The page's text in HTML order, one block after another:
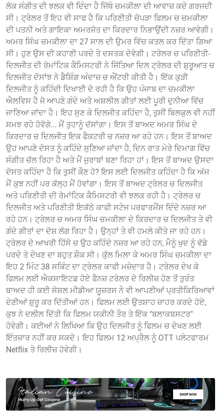
ਲੋਕ ਸੰਗੀਤ ਦੀ ਝਲਕ ਵੀ ਦਿੰਦਾ ਹੈ ਜਿੱਥੇ ਚਮਕੀਲਾ ਦੀ ਆਵਾਜ਼ ਕਦੇ ਗਰਜਦੀ
ਸੀ। ਟ੍ਰੇਲਰ ਤੋਂ ਇਹ ਵੀ ਸਾਫ ਹੈ ਕਿ ਪਰਿਣੀਤੀ ਚੋਪੜਾ ਫਿਲਮ ਚ ਚਮਕੀਲਾ
ਦੀ ਪਤਨੀ ਅਤੇ ਗਾਇਕਾ ਅਮਰਜੋਤ ਦਾ ਕਿਰਦਾਰ ਨਿਭਾਉਂਦੀ ਨਜ਼ਰ ਆਵੇਗੀ।
ਅਮਰ ਸਿੰਘ ਚਮਕੀਲਾ ਦਾ 27 ਸਾਲ ਦੀ ਉਮਰ ਵਿੱਚ ਕਤਲ ਕਰ ਦਿੱਤਾ ਗਿਆ
ਸੀ। ਹੁਣ ਉਸ ਦੀ ਕਹਾਣੀ ਪਰਦੇ ਤੇ ਦਸਤਕ ਦੇਵੇਗੀ। ਟਰੇਲਰ ਚ ਪਰਿਣੀਤੀ-
ਦਿਲਜੀਤ ਦੀ ਰੋਮਾਂਟਿਕ ਕੈਮਿਸਟਰੀ ਨੇ ਜਿੱਤਿਆ ਦਿਲ ਟ੍ਰੇਲਰ ਦੀ ਸ਼ੁਰੂਆਤ ਚ
ਦਿਲਜੀਤ ਦੋਸਾਂਝ ਨੇ ਡੈਸ਼ਿੰਗ ਅੰਦਾਜ਼ ਚ ਐਂਟਰੀ ਕੀਤੀ ਹੈ। ਇੱਕ ਕੁੜੀ
ਦਿਲਜੀਤ ਨੂੰ ਕਹਿੰਦੀ ਦਿਖਾਈ ਦੇ ਰਹੀ ਹੈ ਕਿ ਉਹ ਪੰਜਾਬ ਦਾ ਚਮਕੀਲਾ
ਐਲਵਿਸ ਹੈ ਜੋ ਆਪਣੇ ਗੰਦੇ ਅਤੇ ਅਸ਼ਲੀਲ ਗੀਤਾਂ ਲਈ ਪੂਰੀ ਦੁਨੀਆ ਵਿੱਚ
ਜਾਣਿਆ ਜਾਂਦਾ ਹੈ। ਇਹ ਸੁਣ ਕੇ ਦਿਲਜੀਤ ਕਹਿੰਦਾ ਹੈ, ਤੁਸੀਂ ਬਿਲਕੁਲ ਵੀ ਨਹੀਂ
ਸਮਝ ਰਹੇ ਹੋਵੋਗੇ... ਮੈਂ ਤੁਹਾਨੂੰ ਦੱਸਾਂਗਾ। ਇਸ ਤੋਂ ਬਾਅਦ ਅਮਰ ਸਿੰਘ ਦੇ
ਕਿਰਦਾਰ ਚ ਦਿਲਜੀਤ ਇਕ ਫੈਕਟਰੀ ਚ ਨਜ਼ਰ ਆ ਰਹੇ ਹਨ। ਇਸ ਤੋਂ ਬਾਅਦ
ਉਹ ਆਪਣੇ ਦੋਸਤ ਨੂੰ ਕਹਿੰਦੇ ਸੁਣਿਆ ਜਾਂਦਾ ਹੈ, ਦਿਨ ਰਾਤ ਮੇਰੇ ਦਿਮਾਗ ਵਿੱਚ
ਸੰਗੀਤ ਚੱਲ ਰਿਹਾ ਹੈ ਅਤੇ ਮੈਂ ਜੁਰਾਬਾਂ ਬਣਾ ਰਿਹਾ ਹਾਂ। ਇਸ ਤੋਂ ਬਾਅਦ ਉਸਦਾ
ਦੋਸਤ ਕਹਿੰਦਾ ਹੈ ਕਿ ਤੁਸੀਂ ਕੌਣ ਹੋ? ਇਸ ਲਈ ਦਿਲਜੀਤ ਕਹਿੰਦਾ ਹੈ ਕਿ ਅੱਜ
ਮੈਂ ਕੁਝ ਨਹੀਂ ਪਰ ਕੱਲ੍ਹ ਮੈਂ ਹੋਵਾਂਗਾ। ਇਸ ਤੋਂ ਬਾਅਦ ਟ੍ਰੇਲਰ ਚ ਦਿਲਜੀਤ
ਅਤੇ ਪਰਿਣੀਤੀ ਦੀ ਰੋਮਾਂਟਿਕ ਕੈਮਿਸਟਰੀ ਵੀ ਝਲਕ ਰਹੀ ਹੈ। ਟ੍ਰੇਲਰ ਚ
ਦਿਲਜੀਤ ਅਤੇ ਪਰਿਣੀਤੀ ਇਕੱਠੇ ਕਾਫੀ ਸਟੇਜ ਪਰਫਾਰਮੈਂਸ ਦਿੰਦੇ ਨਜ਼ਰ ਆ
ਰਹੇ ਹਨ। ਟ੍ਰੇਲਰ ਚ ਅਮਰ ਸਿੰਘ ਚਮਕੀਲਾ ਦੇ ਕਿਰਦਾਰ ਚ ਦਿਲਜੀਤ ਤੇ ਵੀ
ਗੰਦੇ ਗੀਤਾਂ ਦਾ ਦੋਸ਼ ਲੱਗ ਰਿਹਾ ਹੈ। ਉਨ੍ਹਾਂ ਤੇ ਵੀ ਹਮਲੇ ਕੀਤੇ ਜਾ ਰਹੇ ਹਨ।
ਟ੍ਰੇਲਰ ਦੇ ਆਖਰੀ ਹਿੱਸੇ ਚ ਉਹ ਕਹਿੰਦੇ ਨਜ਼ਰ ਆ ਰਹੇ ਹਨ, ਮੈਨੂੰ ਖੁਦ ਨੂੰ ਵੱਡੇ
ਪਰਦੇ ਤੇ ਦੇਖਣ ਦਾ ਬਹੁਤ ਸ਼ੌਕ ਸੀ। ਕੁੱਲ ਮਿਲਾ ਕੇ ਅਮਰ ਸਿੰਘ ਚਮਕੀਲਾ ਦਾ
ਇਹ 2 ਮਿੰਟ 38 ਸਕਿੰਟ ਦਾ ਟ੍ਰੇਲਰ ਕਾਫੀ ਮਜ਼ੇਦਾਰ ਹੈ। ਟਰੇਲਰ ਦੇਖ ਕੇ
ਫਿਲਮ ਲਈ ਐਕਸਾਇਟਡ ਹੋਏ ਫੈਨਜ਼ ਟਰੇਲਰ ਦੇ ਰਿਲੀਜ਼ ਹੋਣ ਤੋਂ ਤੁਰੰਤ
ਬਾਅਦ ਹੀ ਕਈ ਸੋਸ਼ਲ ਮੀਡੀਆ ਯੂਜ਼ਰਸ ਨੇ ਵੀ ਆਪਣੀਆਂ ਪ੍ਰਤੀਕਿਰਿਆਵਾਂ
ਦੇਣੀਆਂ ਸ਼ੁਰੂ ਕਰ ਦਿੱਤੀਆਂ ਹਨ। ਫਿਲਮ ਲਈ ਉਤਸ਼ਾਹ ਜ਼ਾਹਰ ਕਰਦੇ ਹੋਏ,
ਕੁਝ ਨੇ ਦਲੀਲ ਦਿੱਤੀ ਕਿ ਫਿਲਮ ਯਕੀਨੀ ਤੌਰ ਤੇ ਇੱਕ "ਬਲਾਕਬਸਟਰ"
ਹੋਵੇਗੀ। ਕਈਆਂ ਨੇ ਲਿਖਿਆ ਕਿ ਉਹ ਦਿਲਜੀਤ ਨੂੰ ਫਿਲਮ ਚ ਦੇਖਣ ਲਈ
ਇੰਤਜ਼ਾਰ ਨਹੀਂ ਕਰ ਸਕਦੇ। ਇਹ ਫਿਲਮ 12 ਅਪ੍ਰੈਲ ਨੂੰ OTT ਪਲੇਟਫਾਰਮ
Netflix ਤੇ ਰਿਲੀਜ਼ ਹੋਵੇਗੀ।